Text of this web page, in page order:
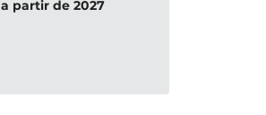
a partir de 2027